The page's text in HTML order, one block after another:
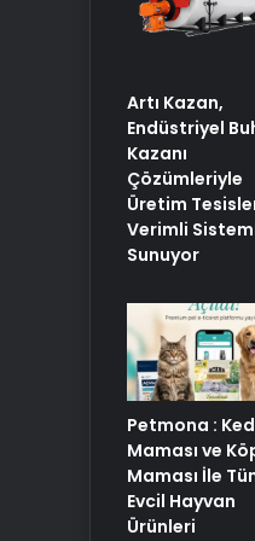
Artı Kazan,
Endüstriyel
Kazanı
Çözümleriyle
Üretim
Verimli
Sunuyor
Petmona :
Maması ve
Maması İle
Evcil Hayvan
Ürünleri